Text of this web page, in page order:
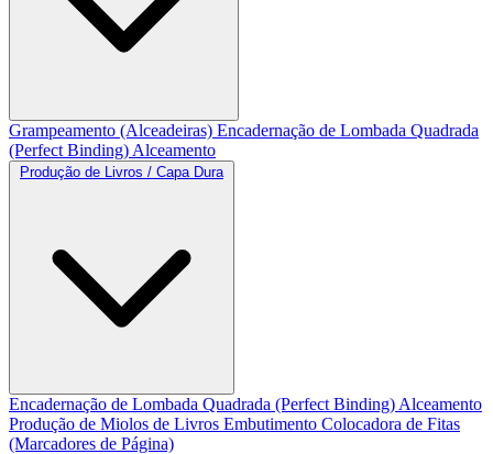
Grampeamento (Alceadeiras) Encadernação de Lombada Quadrada
(Perfect Binding) Alceamento
Produção de Livros / Capa Dura
Encadernação de Lombada Quadrada (Perfect Binding) Alceamento
Produção de Miolos de Livros Embutimento Colocadora de Fitas
(Marcadores de Página)